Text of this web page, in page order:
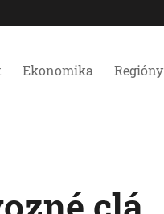
Ekonomika Regióny